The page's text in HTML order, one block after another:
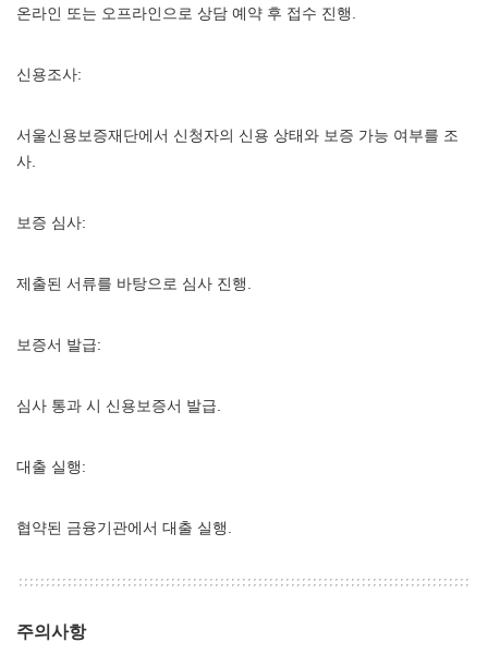
온라인 또는 오프라인으로 상담 예약 후 접수 진행.
신용조사:
서울신용보증재단에서 신청자의 신용 상태와 보증 가능 여부를 조
사.
보증 심사:
제출된 서류를 바탕으로 심사 진행.
보증서 발급:
심사 통과 시 신용보증서 발급.
대출 실행:
협약된 금융기관에서 대출 실행.
주의사항